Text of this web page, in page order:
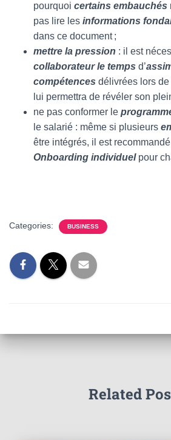
pourquoi certains embauchés
pas lire les informations
dans ce document ;
mettre la pression : il est
collaborateur le temps d’
compétences délivrées lors de
lui permettra de révéler son
ne pas conformer le
le salarié : même si plusieurs
être intégrés, il est
Onboarding individuelpour
Categories: BUSINESS
Related